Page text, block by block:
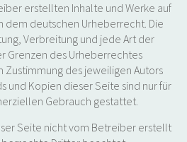
erstellten Inhalte und Werke auf
dem deutschen Urheberrecht. Die
Verbreitung und jede Art der
Grenzen des Urheberrechtes
des jeweiligen Autors
und Kopien dieser Seite sind nur für
Gebrauch gestattet.
Seite nicht vom Betreiber erstellt